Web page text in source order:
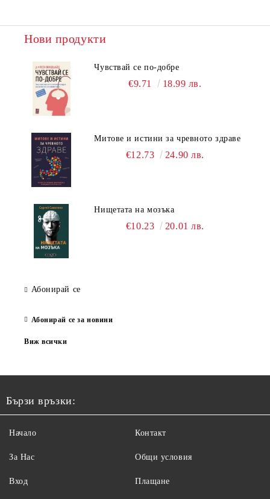
Нови продукти
Чувствай се по-добре
€9.71 18.99 лв.
Митове и истини за чревното здраве
€12.73 24.90 лв.
Нищетата на мозъка
€10.23 20.01 лв.
Абонирай се
Абонирай се за новини
Виж всички
Бързи връзки:
Начало
За Нас
Вход
Контакт
Общи условия
Плащане